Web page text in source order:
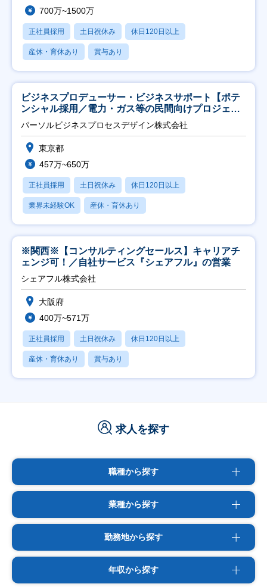
700万~1500万
正社員採用 土日祝休み 休日120日以上
産休・育休あり 賞与あり
ビジネスプロデューサー・ビジネスサポート【ポテ
ンシャル採用／電力・ガス等の民間向けプロジェク
ト推進】
パーソルビジネスプロセスデザイン株式会社
東京都
457万~650万
正社員採用 土日祝休み 休日120日以上
業界未経験OK 産休・育休あり
※関西※【コンサルティングセールス】キャリアチ
ェンジ可！／自社サービス『シェアフル』の営業
シェアフル株式会社
大阪府
400万~571万
正社員採用 土日祝休み 休日120日以上
産休・育休あり 賞与あり
求人を探す
職種から探す
業種から探す
勤務地から探す
年収から探す